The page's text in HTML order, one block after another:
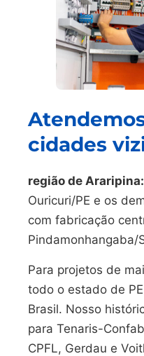
cidades
região de Araripina:
Ouricuri/PE e os
com fabricação
Pindamonhangaba/
Para projetos de
todo o estado de
Brasil. Nosso
para Tenaris-
CPFL, Gerdau e